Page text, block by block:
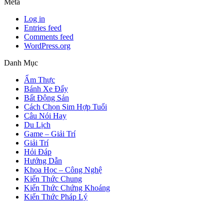
Log in
Entries feed
Comments feed
WordPress.org
Danh Mục
Ẩm Thực
Bánh Xe Đẩy
Bất Động Sản
Cách Chọn Sim Hợp Tuổi
Câu Nói Hay
Du Lịch
Game – Giải Trí
Giải Trí
Hỏi Đáp
Hướng Dẫn
Khoa Học – Công Nghệ
Kiến Thức Chung
Kiến Thức Chứng Khoáng
Kiến Thức Pháp Lý